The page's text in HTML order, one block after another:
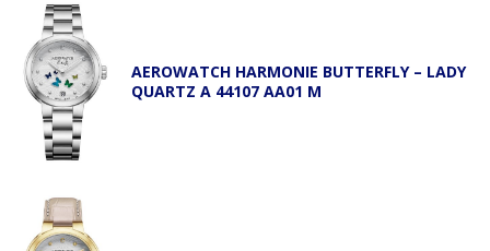
AEROWATCH HARMONIE BUTTERFLY – LADY
QUARTZ A 44107 AA01 M